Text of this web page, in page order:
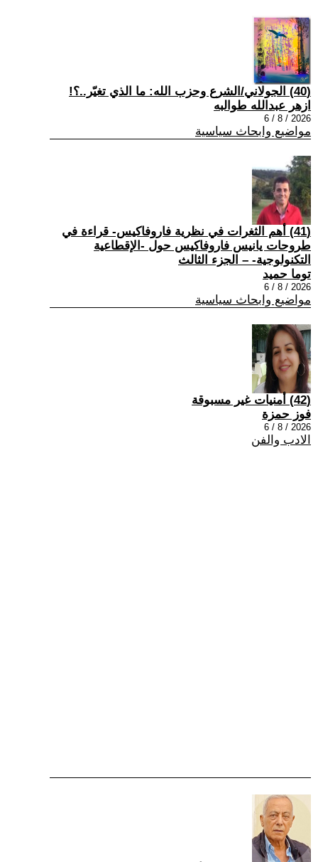
(40) الجولاني/الشرع وحزب الله: ما الذي تغيّر..؟!
ازهر عبدالله طوالبه
2026 / 8 / 6
مواضيع وابحاث سياسية
(41) أهم الثغرات في نظرية فاروفاكيس- قراءة في
طروحات يانيس فاروفاكيس حول -الإقطاعية
التكنولوجية- – الجزء الثالث
توما حميد
2026 / 8 / 6
مواضيع وابحاث سياسية
(42) أمنيات غير مسبوقة
فوز حمزة
2026 / 8 / 6
الادب والفن